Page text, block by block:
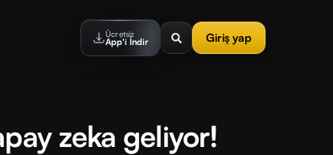
Ücretsiz
App'i İndir Giriş yap
zeka geliyor!